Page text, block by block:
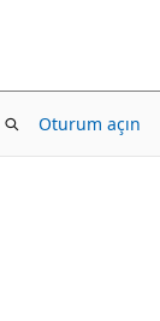
Oturum açın